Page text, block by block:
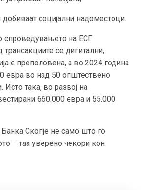
социјални надоместоци.
спроведувањето на ЕСГ
трансакциите се дигитални,
е преполовена, а во 2024 година
евра во над 50 општествено
Исто така, во развој на
660.000 евра и 55.000
Скопје не само што го
– таа уверено чекори кон